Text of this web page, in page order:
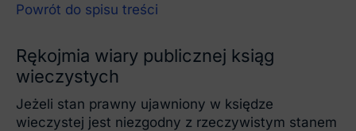
Powrót do spisu treści
Rękojmia wiary publicznej ksiąg
wieczystych
Jeżeli stan prawny ujawniony w księdze
wieczystej jest niezgodny z rzeczywistym stanem